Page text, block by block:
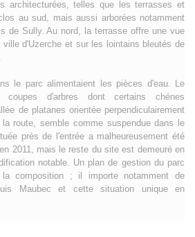
architecturées, telles que les terrasses et
au sud, mais aussi arborées notamment
de Sully. Au nord, la terrasse offre une vue
d'Uzerche et sur les lointains bleutés de
le parc alimentaient les pièces d'eau. Le
d'arbres dont certains chénes
de platanes orientée perpendiculairement
route, semble comme suspendue dans le
près de l'entrée a malheureusement été
2011, mais le reste du site est demeuré en
notable. Un plan de gestion du parc
la composition ; il importe notamment de
Maubec et cette situation unique en